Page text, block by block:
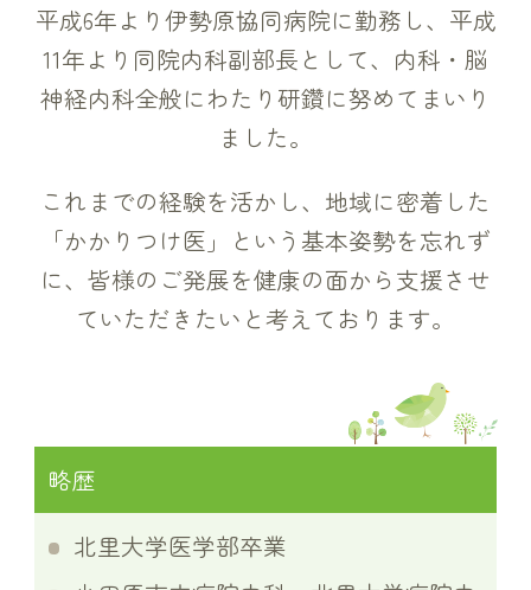
平成6年より伊勢原協同病院に勤務し、平成
11年より同院内科副部長として、 内科・脳
神経内科全般にわたり研鑽に努めてまいり
ました。
これまでの経験を活かし、地域に密着した
「かかりつけ医」という基本姿勢を忘れず
に、 皆様のご発展を健康の面から支援させ
ていただきたいと考えております。
略歴
北里大学医学部卒業